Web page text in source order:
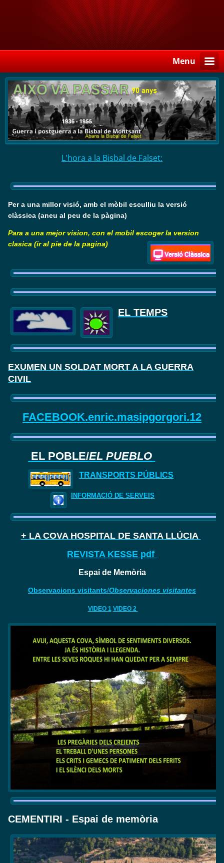
Menu
L'hora a la Bisbal de Falset:
Per a una millor visió, amb el mòbil esculliu la versió
clàssica (aneu al peu de la pàgina)
Para a una mejor vision, con el mobil escoger la version
clasica (ir al pie de la pagina)
EL TEMPS
EXUMEN UN SOLDAT MORT A LA GUERRA
CIVIL
FACEBOOK.enric.masipgorgori.12
EL POBLE/EL PUEBLO
TRANSPORTS PÚBLICS
INFORMACIÓ DE SERVEIS
+ LA COVA HOSPITAL DE SANTA LLÚCIA
REVISTA KESSE pdf
Espai de Memòria
Observacions visitants/Observaciones visitantes
VIDEO 1 VIDEO 2
CEMENTIRI - Espai de memòria